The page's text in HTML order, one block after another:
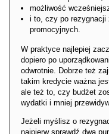
możliwość
i to, czy po rezygnacji
promocyjnych.
W praktyce najlepiej
dopiero po
odwrotnie. Dobrze też
takim kredycie ważna
ale też to, czy budżet
wydatki i mniej
Jeżeli myślisz o
najpierw sprawdź dwa